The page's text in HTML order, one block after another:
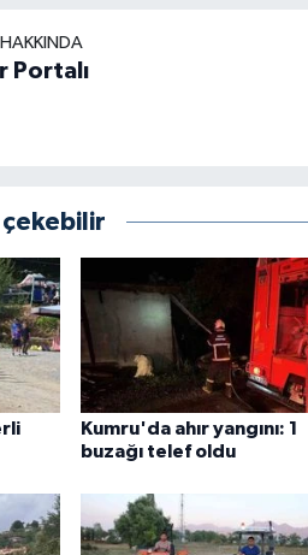
Portalı
çekebilir
Kumru'da ahır yangını: 1
buzağı telef oldu